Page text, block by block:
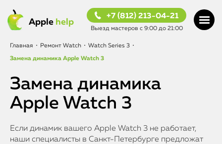
Apple help
+7 (812) 213-04-21
Выезд мастеров с 9:00 до 21:00
Главная • Ремонт Watch • Watch Series 3 •
Замена динамика Apple Watch 3
Замена динамика
Apple Watch 3
Если динамик вашего Apple Watch 3 не работает,
наши специалисты в Санкт-Петербурге предложат